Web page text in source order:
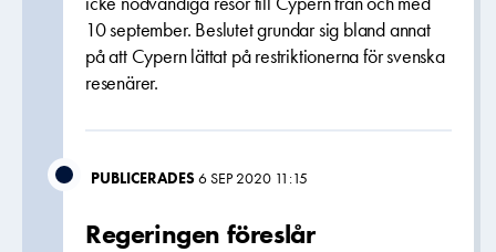
10 september. Beslutet grundar sig bland annat
på att Cypern lättat på restriktionerna för svenska
resenärer.
PUBLICERADES6 SEP 2020 11:15
Regeringen föreslår